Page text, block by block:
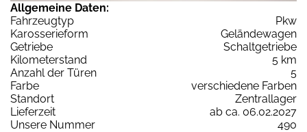
Allgemeine Daten:
Fahrzeugtyp
Pkw
Karosserieform
Geländewagen
Getriebe
Schaltgetriebe
Kilometerstand
5 km
Anzahl der Türen
5
Farbe
verschiedene Farben
Standort
Zentrallager
Lieferzeit
ab ca. 06.02.2027
Unsere Nummer
490